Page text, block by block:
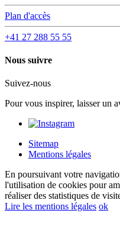
Plan d'accès
+41 27 288 55 55
Nous suivre
Suivez-nous
Pour vous inspirer, laisser un
Sitemap
Mentions légales
En poursuivant votre
l'utilisation de cookies pour
réaliser des statistiques de
Lire les mentions légales ok